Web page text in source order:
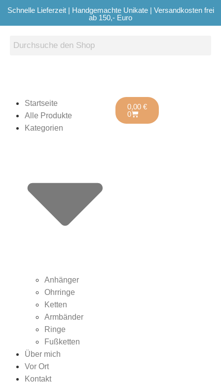
Schnelle Lieferzeit | Handgemachte Unikate | Versandkosten frei
ab 150,- Euro
Startseite
Alle Produkte
Kategorien
Anhänger
Ohrringe
Ketten
Armbänder
Ringe
Fußketten
Über mich
Vor Ort
Kontakt
0,00 €
0